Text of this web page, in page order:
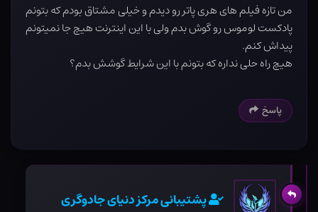
من تازه فیلم های هری پاتر رو دیدم و خیلی مشتاق بودم که بتونم
پادکست لوموس رو گوش بدم ولی با این اینترنت هیچ جا نمیتونم
پیداش کنم.
هیچ راه حلی نداره که بتونم با این شرایط گوشش بدم؟
پاسخ
پشتیبانی مرکز دنیای جادوگری